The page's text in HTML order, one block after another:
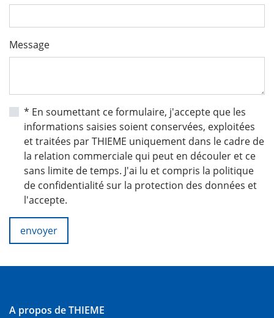
Message
* En soumettant ce formulaire, j'accepte que les
informations saisies soient conservées, exploitées
et traitées par THIEME uniquement dans le cadre de
la relation commerciale qui peut en découler et ce
sans limite de temps. J'ai lu et compris la politique
de confidentialité sur la protection des données et
l'accepte.
envoyer
A propos de THIEME